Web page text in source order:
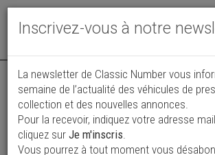
Annonce actualisée le 25/06/2026 ( il y a
VENDUE Renault 5 GT Turbo
19 990 €
Inscrivez-vous à notre
La newsletter de Classic Number vous
semaine de l’actualité des véhicules de
collection et des nouvelles annonces.
Pour la recevoir, indiquez votre adresse
cliquez sur Je m'inscris.
Vous pourrez à tout moment vous